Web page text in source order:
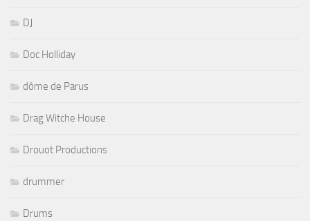
DJ
Doc Holliday
dôme de Parus
Drag Witche House
Drouot Productions
drummer
Drums